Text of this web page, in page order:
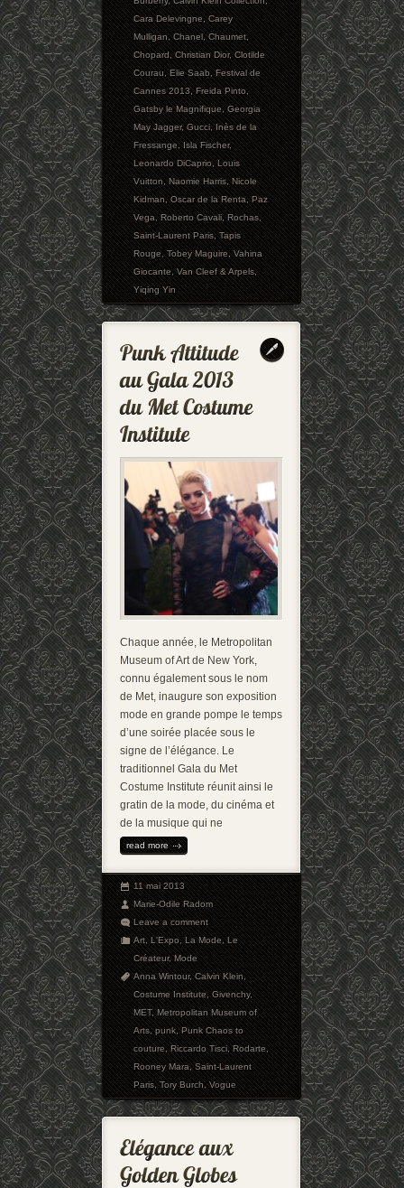
Cara Delevingne,Carey
Mulligan,Chanel,Chaumet,
Chopard,Christian Dior,Clotilde
Courau,Elie Saab,Festival de
Cannes 2013,Freida Pinto,
Gatsby le Magnifique,Georgia
May Jagger,Gucci,Inès de la
Fressange,Isla Fischer,
Leonardo DiCaprio,Louis
Vuitton,Naomie Harris,Nicole
Kidman,Oscar de la Renta,Paz
Vega,Roberto Cavali,Rochas,
Saint-Laurent Paris,Tapis
Rouge,Tobey Maguire,Vahina
Giocante,Van Cleef & Arpels,
Yiqing Yin
Chaque année, le Metropolitan
Museum of Art de New York,
connu également sous le nom
de Met, inaugure son exposition
mode en grande pompe le temps
d’une soirée placée sous le
signe de l’élégance. Le
traditionnel Gala du Met
Costume Institute réunit ainsi le
gratin de la mode, du cinéma et
de la musique qui ne
read more
11 mai 2013
Marie-Odile Radom
Leave a comment
Art,L'Expo,La Mode,Le
Créateur,Mode
Anna Wintour,Calvin Klein,
Costume Institute,Givenchy,
MET,Metropolitan Museum of
Arts,punk,Punk Chaos to
couture,Riccardo Tisci,Rodarte,
Rooney Mara,Saint-Laurent
Paris,Tory Burch,Vogue